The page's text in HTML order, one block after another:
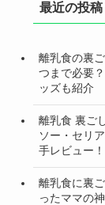
最近の投稿
離乳食の裏
つまで必要
ッズも紹介
離乳食 裏ご
ソー・セリ
手レビュー！
離乳食に裏
ったママの